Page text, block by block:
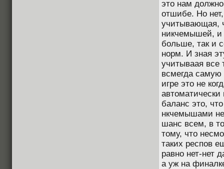
это нам
отшибе. Но
учитывающая,
никчемышей,
больше, так и
норм. И зная
учитываая все
всмегда
игре это не
баланс это,
нкчемышами не
шанс всем, в
тому, что
таких респов
равно нет-нет
а уж на